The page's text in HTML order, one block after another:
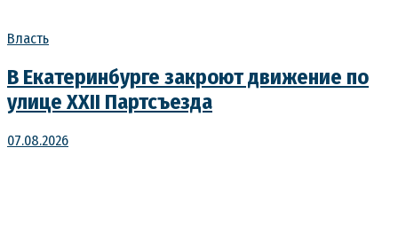
Власть
В Екатеринбурге закроют движение по
улице XXII Партсъезда
07.08.2026